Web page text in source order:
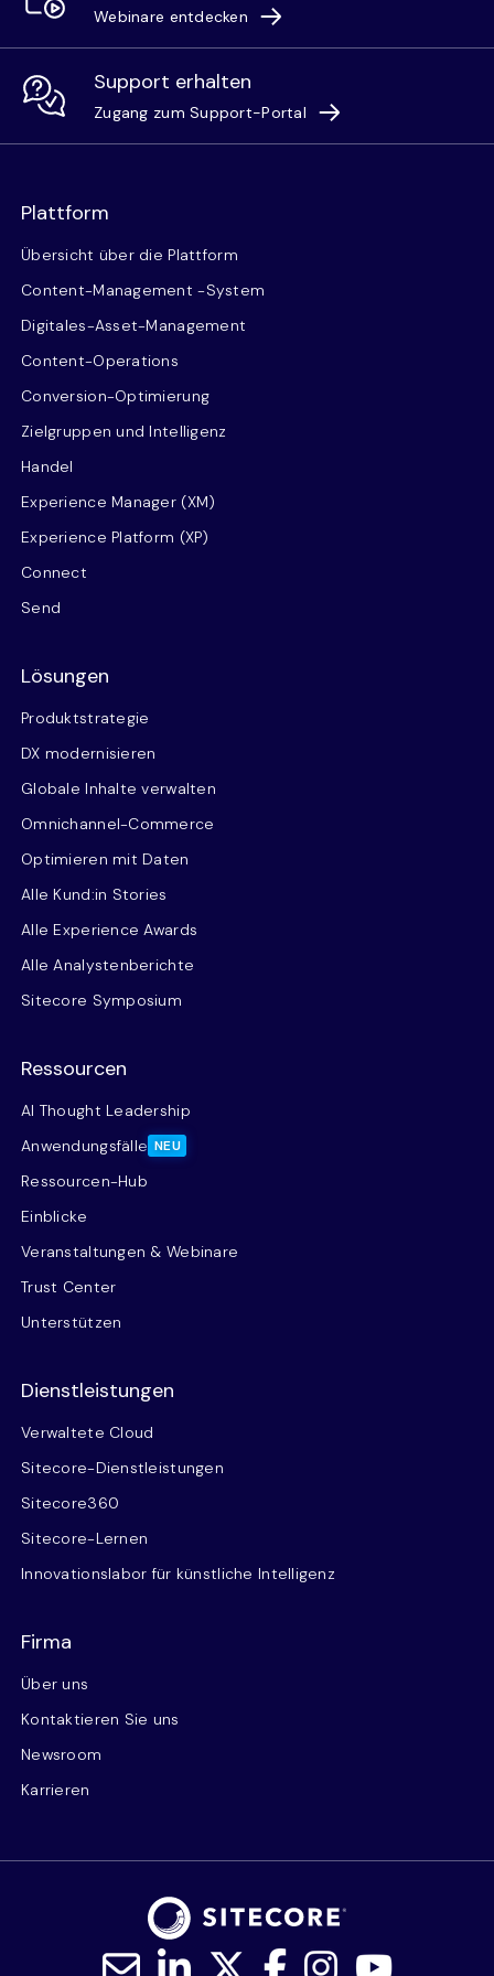
Webinare entdecken
Support erhalten
Zugang zum Support-Portal
Plattform
Übersicht über die Plattform
Content-Management -System
Digitales-Asset-Management
Content-Operations
Conversion-Optimierung
Zielgruppen und Intelligenz
Handel
Experience Manager (XM)
Experience Platform (XP)
Connect
Send
Lösungen
Produktstrategie
DX modernisieren
Globale Inhalte verwalten
Omnichannel-Commerce
Optimieren mit Daten
Alle Kund:in Stories
Alle Experience Awards
Alle Analystenberichte
Sitecore Symposium
Ressourcen
AI Thought Leadership
Anwendungsfälle NEU
Ressourcen-Hub
Einblicke
Veranstaltungen & Webinare
Trust Center
Unterstützen
Dienstleistungen
Verwaltete Cloud
Sitecore-Dienstleistungen
Sitecore360
Sitecore-Lernen
Innovationslabor für künstliche Intelligenz
Firma
Über uns
Kontaktieren Sie uns
Newsroom
Karrieren